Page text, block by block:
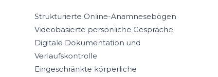
Strukturierte Online-Anamnesebögen
Videobasierte persönliche Gespräche
Digitale Dokumentation und
Verlaufskontrolle
Eingeschränkte körperliche